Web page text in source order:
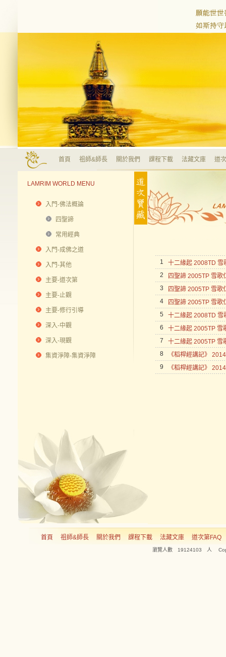
首頁 祖師&師長 關於我們 課程下載 法藏文庫 道
LAMRIM WORLD MENU
入門-佛法概論
四聖諦
常用經典
入門-成佛之道
入門-其他
主要-道次第
主要-止觀
主要-修行引導
深入-中觀
深入-現觀
集資淨障-集資淨障
1
十二緣起 2008TD 雪
2
四聖諦 2005TP 雪
3
四聖諦 2005TP 雪
4
四聖諦 2005TP 雪
5
十二緣起 2008TD 雪
6
十二緣起 2005TP 雪
7
十二緣起 2005TP 雪
8
《稻桿經講記》
9
《稻桿經講記》
首頁 祖師&師長 關於我們 課程下載 法藏文庫 道次第FAQ
瀏覽人數 19124103 人